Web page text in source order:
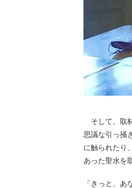
そして、取
思議な引っ掻
に触られたり
あった聖水を
「きっと、あ